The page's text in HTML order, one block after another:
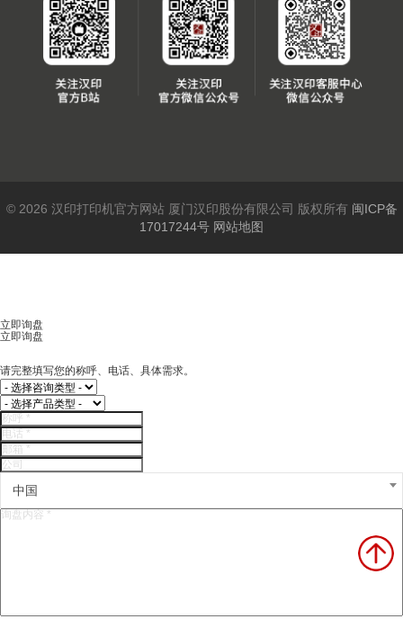
© 2026 汉印打印机官方网站 厦门汉印股份有限公司 版权所有 闽ICP备
17017244号 网站地图
立即询盘
立即询盘
请完整填写您的称呼、电话、具体需求。
中国